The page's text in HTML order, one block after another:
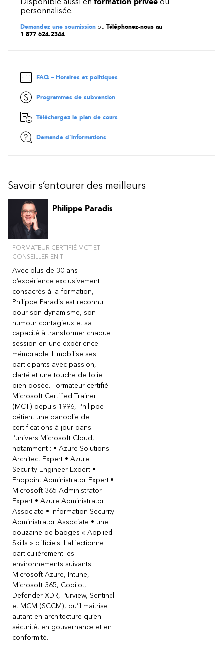
Configurer le stockage Blob Azure
Configurer la sécurité du stockage Azure
Sécurisez et isolez l'accès aux ressources Azure à l'aide de
⭐ Découvrez les autres Applied Skills:
personnalisée.
Demandez une soumission ou Téléphonez-nous au
1 877 624.2344
FAQ – Horaires et politiques
Programmes de subvention
Téléchargez le plan de cours
Demande d’informations
Savoir s’entourer des meilleurs
Philippe Paradis
FORMATEUR CERTIFIÉ MCT ET
CONSEILLER EN TI
Avec plus de 30 ans
d’expérience exclusivement
consacrés à la formation,
Philippe Paradis est reconnu
pour son dynamisme, son
humour contagieux et sa
capacité à transformer chaque
session en une expérience
mémorable. Il mobilise ses
participants avec passion,
clarté et une touche de folie
bien dosée. Formateur certifié
Microsoft Certified Trainer
(MCT) depuis 1996, Philippe
détient une panoplie de
certifications à jour dans
l’univers Microsoft Cloud,
notamment : • Azure Solutions
Architect Expert • Azure
Security Engineer Expert •
Endpoint Administrator Expert •
Microsoft 365 Administrator
Expert • Azure Administrator
Associate • Information Security
Administrator Associate • une
douzaine de badges « Applied
Skills » officiels Il affectionne
particulièrement les
environnements suivants :
Microsoft Azure, Intune,
Microsoft 365, Copilot,
Defender XDR, Purview, Sentinel
et MCM (SCCM), qu’il maîtrise
autant en architecture qu’en
sécurité, en gouvernance et en
conformité.